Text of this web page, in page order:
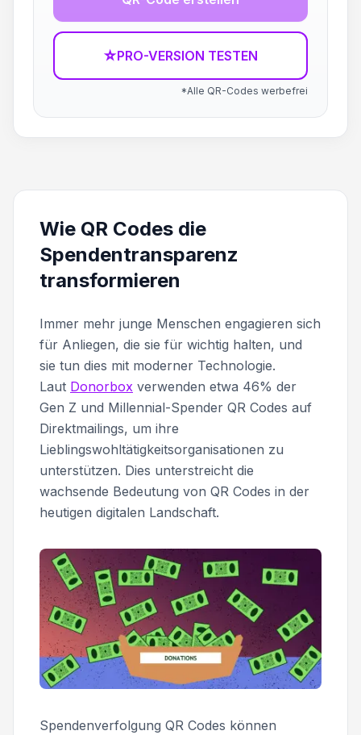
☆PRO-VERSION TESTEN
*Alle QR-Codes werbefrei
Wie QR Codes die
Spendentransparenz
transformieren
Immer mehr junge Menschen engagieren sich
für Anliegen, die sie für wichtig halten, und
sie tun dies mit moderner Technologie.
Laut Donorbox verwenden etwa 46% der
Gen Z und Millennial-Spender QR Codes auf
Direktmailings, um ihre
Lieblingswohltätigkeitsorganisationen zu
unterstützen. Dies unterstreicht die
wachsende Bedeutung von QR Codes in der
heutigen digitalen Landschaft.
Spendenverfolgung QR Codes können